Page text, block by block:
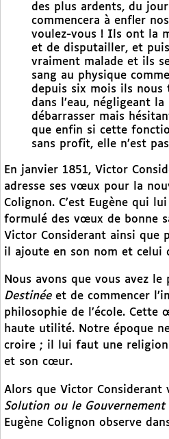
des plus ardents, du
commencera à enfler
voulez-vous ! Ils ont la
et de disputailler, et puis
vraiment malade et ils
sang au physique
depuis six mois ils nous
dans l’eau, négligeant la
débarrasser mais
que enfin si cette
sans profit, elle n’est
En janvier 1851, Victor
adresse ses vœux pour la
Colignon. C’est Eugène qui
formulé des vœux de bonne
Victor Considerant ainsi que
il ajoute en son nom et celui
Nous avons que vous avez le
Destinéeet de commencer
philosophie de l’école. Cette
haute utilité. Notre époque
croire ; il lui faut une religion
et son cœur.
Alors que Victor Considerant
Solution ou le
Eugène Colignon observe